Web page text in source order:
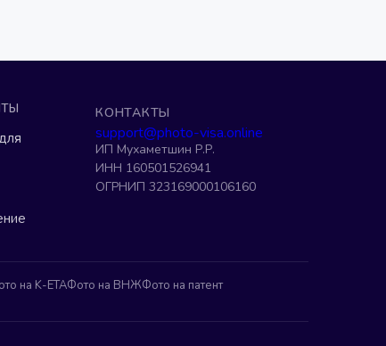
КОНТАКТЫ
support@photo-visa.online
ИП Мухаметшин Р.Р.
ИНН 160501526941
ОГРНИП 323169000106160
на K-ETAФото на ВНЖФото на патент